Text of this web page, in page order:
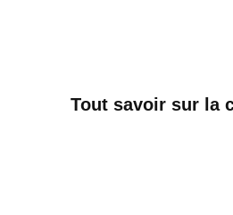
Tout savoir sur la